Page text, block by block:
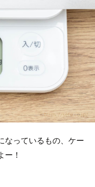
なっているもの、ケー
ー！